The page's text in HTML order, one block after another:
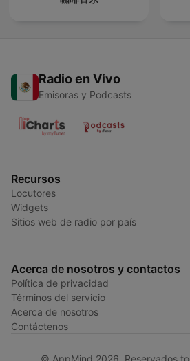
Radio en Vivo
Emisoras y Podcasts
Recursos
Locutores
Widgets
Sitios web de radio por país
Acerca de nosotros y contactos
Política de privacidad
Términos del servicio
Acerca de nosotros
Contáctenos